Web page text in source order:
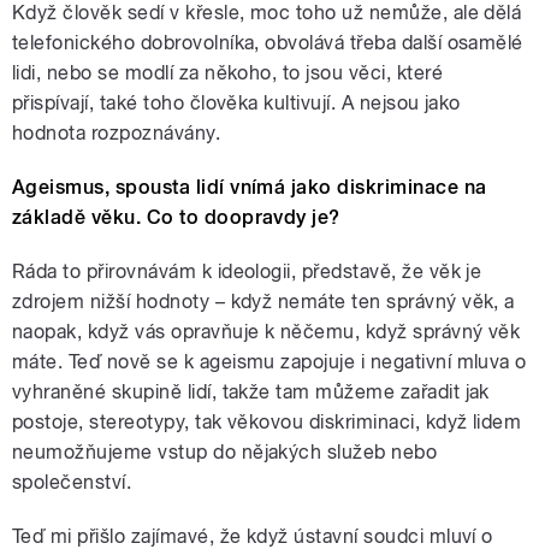
Když člověk sedí v křesle, moc toho už nemůže, ale dělá
telefonického dobrovolníka, obvolává třeba další osamělé
lidi, nebo se modlí za někoho, to jsou věci, které
přispívají, také toho člověka kultivují. A nejsou jako
hodnota rozpoznávány.
Ageismus, spousta lidí vnímá jako diskriminace na
základě věku. Co to doopravdy je?
Ráda to přirovnávám k ideologii, představě, že věk je
zdrojem nižší hodnoty – když nemáte ten správný věk, a
naopak, když vás opravňuje k něčemu, když správný věk
máte. Teď nově se k ageismu zapojuje i negativní mluva o
vyhraněné skupině lidí, takže tam můžeme zařadit jak
postoje, stereotypy, tak věkovou diskriminaci, když lidem
neumožňujeme vstup do nějakých služeb nebo
společenství.
Teď mi přišlo zajímavé, že když ústavní soudci mluví o